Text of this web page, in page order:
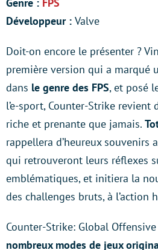
Développeur : Valve
Doit-on encore le présenter ?
première version qui a marqué
dans le genre des FPS, et posé
l’e-sport, Counter-Strike
riche et prenante que jamais.
rappellera d’heureux souvenirs
qui retrouveront leurs réflexes
emblématiques, et initiera la
des challenges bruts, à l’action
Counter-Strike: Global
nombreux modes de jeux